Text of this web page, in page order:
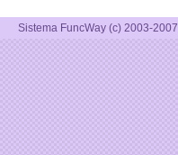
Sistema FuncWay (c) 2003-2007